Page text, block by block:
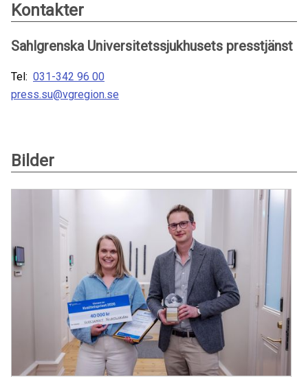
Kontakter
Sahlgrenska Universitetssjukhusets presstjänst
Tel: 031-342 96 00
press.su@vgregion.se
Bilder